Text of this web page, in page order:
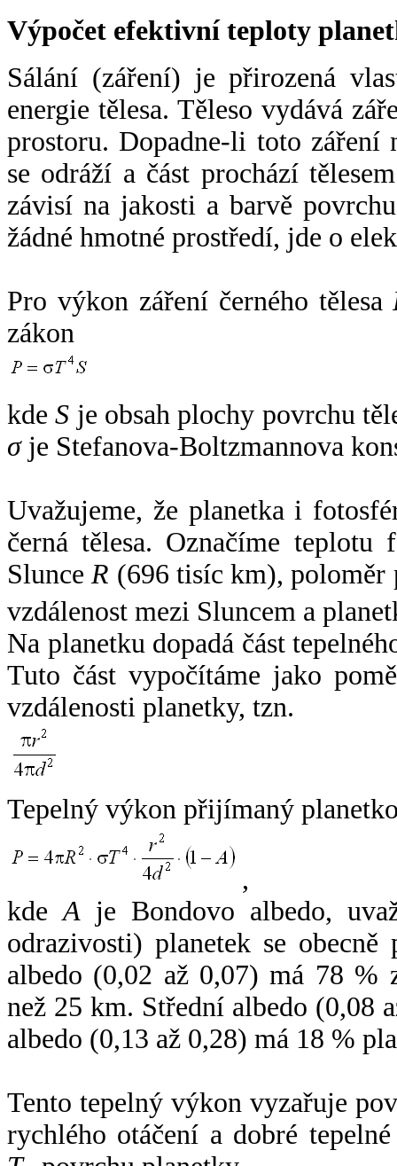
Výpočet efektivní teploty
Sálání (záření) je přirozená
energie tělesa. Těleso vydává
prostoru. Dopadne-li toto záření
se odráží a část prochází
závisí na jakosti a barvě
žádné hmotné prostředí, jde o
Pro výkon záření černého tělesa
zákon
kdeS je obsah plochy povrchu
σje Stefanova-Boltzmannova
Uvažujeme, že planetka i
černá tělesa. Označíme
SlunceR (696 tisíc km),
vzdálenost mezi Sluncem a
Na planetku dopadá část
Tuto část vypočítáme jako
vzdálenosti planetky, tzn.
Tepelný výkon přijímaný
,
kdeA je Bondovo albedo,
odrazivosti) planetek se
albedo (0,02 až 0,07) má 78 %
než 25 km. Střední albedo (0,08
albedo (0,13 až 0,28) má 18 %
Tento tepelný výkon vyzařuje
rychlého otáčení a dobré